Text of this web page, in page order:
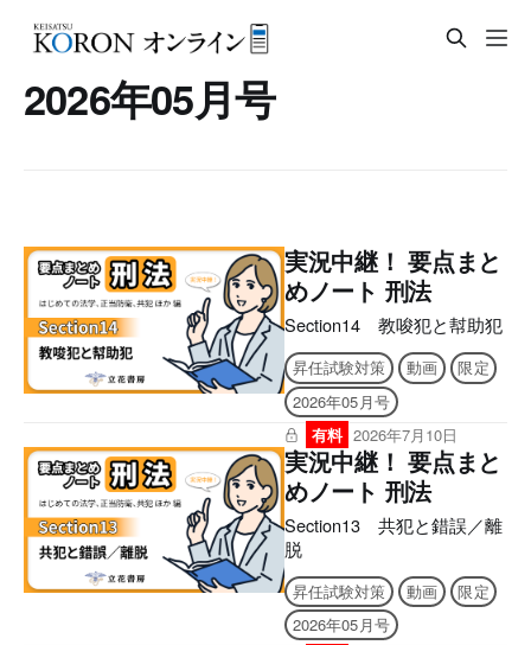
2026年05月号
実況中継！ 要点まと
めノート 刑法
Section14 教唆犯と幇助犯
昇任試験対策 動画
限定
2026年05月号
有料 2026年7月10日
実況中継！ 要点まと
めノート 刑法
Section13 共犯と錯誤／離
脱
昇任試験対策 動画
限定
2026年05月号